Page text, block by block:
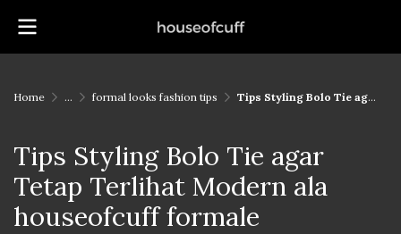
Home ... formal looks fashion tips Tips Styling Bolo Tie agar Tetap Terlihat Modern ala houseofcuff formale
Tips Styling Bolo Tie agar
Tetap Terlihat Modern ala
houseofcuff formale